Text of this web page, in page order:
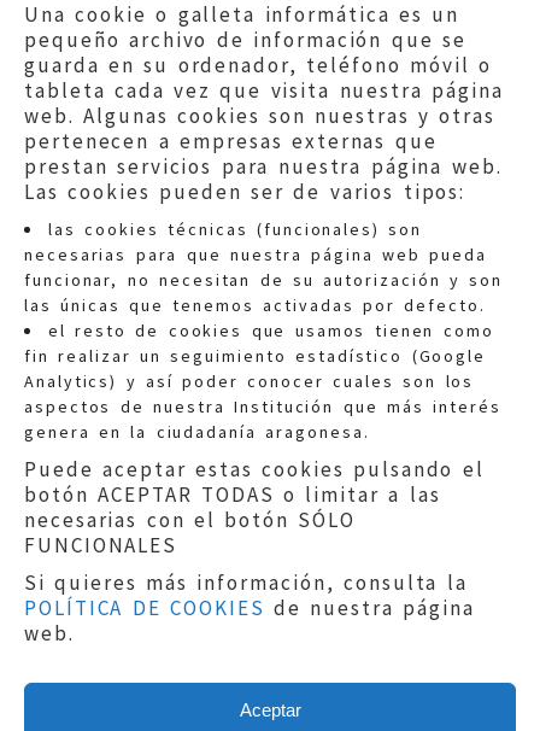
Una cookie o galleta informática es un
pequeño archivo de información que se
guarda en su ordenador, teléfono móvil o
tableta cada vez que visita nuestra página
web. Algunas cookies son nuestras y otras
pertenecen a empresas externas que
prestan servicios para nuestra página web.
Las cookies pueden ser de varios tipos:
las cookies técnicas (funcionales) son
necesarias para que nuestra página web pueda
funcionar, no necesitan de su autorización y son
las únicas que tenemos activadas por defecto.
el resto de cookies que usamos tienen como
fin realizar un seguimiento estadístico (Google
Analytics) y así poder conocer cuales son los
aspectos de nuestra Institución que más interés
genera en la ciudadanía aragonesa.
Puede aceptar estas cookies pulsando el
botón ACEPTAR TODAS o limitar a las
necesarias con el botón SÓLO
FUNCIONALES
Si quieres más información, consulta la
POLÍTICA DE COOKIES de nuestra página
web.
Aceptar
Quejas:quejas@eljusticiadearagon.es
Información general:
informacion@eljusticiadearagon.es
Teléfonos:900 210 210/
Aviso legal|Política de privacidad|
Protección de Datos
Política de cookies